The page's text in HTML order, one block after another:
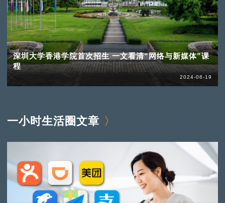
深圳大学香港学院首次招生 一文看清“网络与新媒体”课
程
2024-06-19
一小时生活圈文章